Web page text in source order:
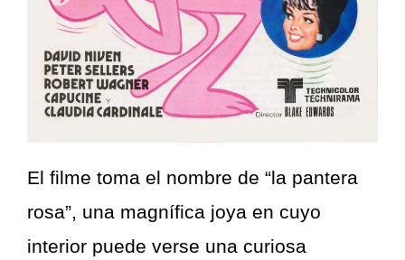
El filme toma el nombre de “la pantera
rosa”, una magnífica joya en cuyo
interior puede verse una curiosa